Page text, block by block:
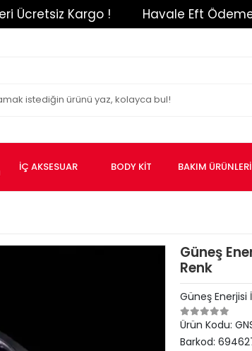
Kargo ! Havale Eft Ödemenizde
İÇ AKSESUAR BODY KİT BAKIM ÜRÜNLERİ
Güneş
Renk
Güneş Enerjisi
Ürün Kodu:
Barkod: